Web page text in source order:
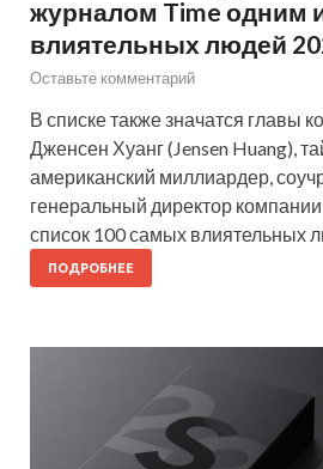
журналом Time одним
влиятельных людей
Оставьте комментарий
В списке также значатся главы
Дженсен Хуанг (Jensen Huang),
американский миллиардер,
генеральный директор
список 100 самых влиятельных
ПОДРОБНЕЕ